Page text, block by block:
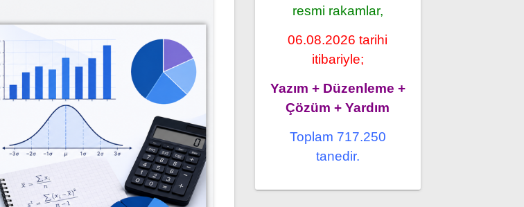
resmi rakamlar,
06.08.2026 tarihi
itibariyle;
Yazım + Düzenleme +
Çözüm + Yardım
Toplam 717.250
tanedir.